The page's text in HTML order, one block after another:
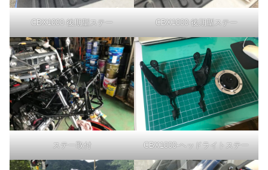
CBX1000-後期型ステー CBX1000-後期型ステー
ステー取付 CBX1000-ヘッドライトステー